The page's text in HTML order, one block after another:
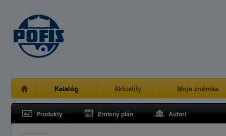
Katalóg Aktuality Moja známka
Produkty Emisný plán Autori